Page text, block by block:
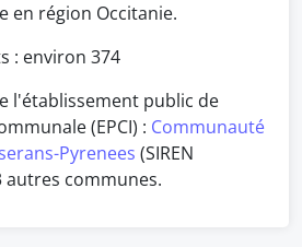
en région Occitanie.
: environ 374
l'établissement public de
(EPCI) : Communauté
Pyrenees (SIREN
autres communes.